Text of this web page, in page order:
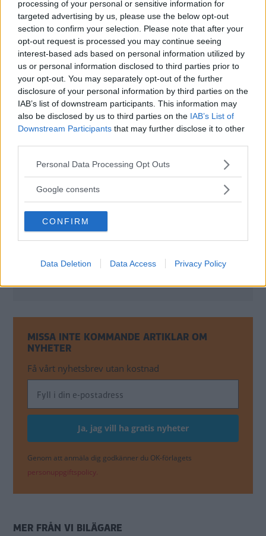
processing of your personal or sensitive information for
targeted advertising by us, please use the below opt-out
section to confirm your selection. Please note that after your
opt-out request is processed you may continue seeing
interest-based ads based on personal information utilized by
us or personal information disclosed to third parties prior to
your opt-out. You may separately opt-out of the further
disclosure of your personal information by third parties on the
IAB’s list of downstream participants. This information may
also be disclosed by us to third parties on the IAB’s List of
Downstream Participants that may further disclose it to other
Please note that this website/app uses one or more Google
not limited to your visit or usage behaviour. You may click to
use your data for below specified purposes in below Google
consent section.
Personal Data Processing Opt Outs
Google consents
CONFIRM
Data Deletion Data Access Privacy Policy
Hybridsystemet är också anslutet till bilens
navigationssystem som skickar instruktioner till
elmotorn för att optimera förbrukningen.
Totalt ger hybridsystemet en minskad
förbrukning på tio procent.
Än så länge finns inga datum, men en
produktionsvariant är att vänta någon gång
under nästa år.
Diskutera: Vad tycker du om BMW 5-serie
ActiveHybrid?
MISSA INTE KOMMANDE ARTIKLAR OM
NYHETER
Få vårt nyhetsbrev utan kostnad
Genom att anmäla dig godkänner du OK-förlagets
personuppgiftspolicy.
MER FRÅN VI BILÄGARE